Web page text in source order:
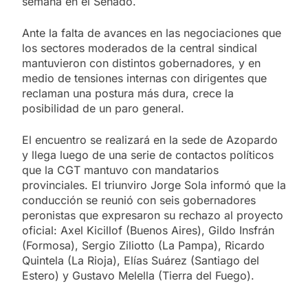
Ante la falta de avances en las negociaciones que
los sectores moderados de la central sindical
mantuvieron con distintos gobernadores, y en
medio de tensiones internas con dirigentes que
reclaman una postura más dura, crece la
posibilidad de un paro general.
El encuentro se realizará en la sede de Azopardo
y llega luego de una serie de contactos políticos
que la CGT mantuvo con mandatarios
provinciales. El triunviro Jorge Sola informó que la
conducción se reunió con seis gobernadores
peronistas que expresaron su rechazo al proyecto
oficial: Axel Kicillof (Buenos Aires), Gildo Insfrán
(Formosa), Sergio Ziliotto (La Pampa), Ricardo
Quintela (La Rioja), Elías Suárez (Santiago del
Estero) y Gustavo Melella (Tierra del Fuego).